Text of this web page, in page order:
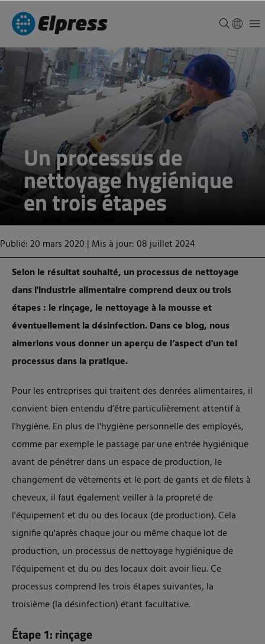
Un processus de
nettoyage hygiénique
en trois étapes
Publié: 20 mars 2020 | Mis à jour: 08 juillet 2024
Selon le résultat souhaité, un processus de nettoyage
dans l'industrie alimentaire comprend deux ou trois
étapes : le rinçage, le nettoyage à la mousse et
éventuellement la désinfection. Dans ce blog, nous
aimerions vous donner un aperçu de l’aspect d'un tel
processus dans la pratique.
Pour les entreprises qui traitent des denrées alimentaires, il
convient bien entendu d’être particulièrement attentif à
l'hygiène. En plus de l'hygiène personnelle des employés,
comme par exemple le passage par une entrée hygiénique
avant de pénétrer dans un espace de production, le
changement de vêtements et le port de gants et de filets à
cheveux, il faut également veiller à la propreté de
l'équipement et du ou des locaux (de production). Cela
signifie qu'après chaque jour ou même chaque lot de
production, un processus de nettoyage hygiénique de
l'équipement et du ou des locaux doit avoir lieu. Ce
processus comprend les trois étapes suivantes, la
troisième (la désinfection) étant facultative.
Étape 1: rinçage